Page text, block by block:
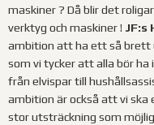
maskiner ? Då blir det
verktyg och maskiner ! JF:s
ambition att ha ett så brett
som vi tycker att alla bör
från elvispar till
ambition är också att vi ska
stor utsträckning som